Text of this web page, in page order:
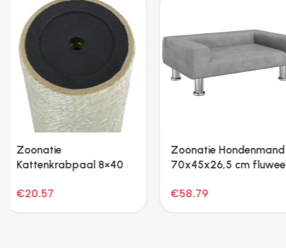
Zoonatie Huisdierenkooi
met deur 12 panelen
35×35 cm staal zwart
€29.39
215x78x200 cm
gegalvaniseerd staal